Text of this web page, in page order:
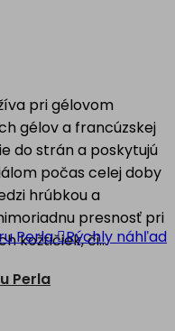
pri gélovom
gélov a francúzskej
do strán a poskytujú
počas celej doby
hrúbkou a
presnosť pri
kožtičiek, či...
Rýchly náhľad
Perla